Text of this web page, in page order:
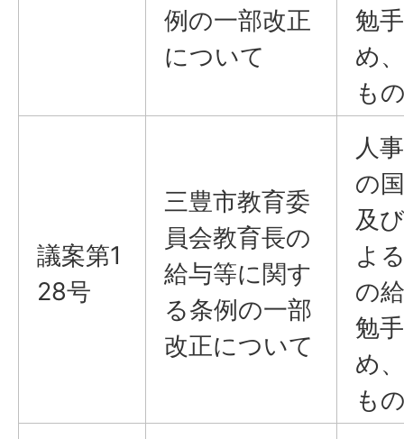
例の一部改正
について
勉
め
も
議案第1
28号
三豊市教育委
員会教育長の
給与等に関す
る条例の一部
改正について
人
の
及
よ
の
勉
め
も